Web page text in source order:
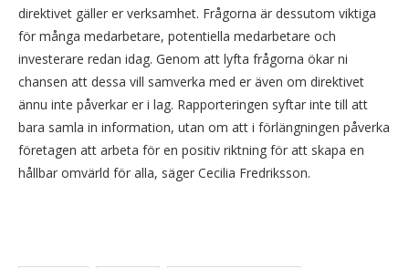
direktivet gäller er verksamhet. Frågorna är dessutom viktiga
för många medarbetare, potentiella medarbetare och
investerare redan idag. Genom att lyfta frågorna ökar ni
chansen att dessa vill samverka med er även om direktivet
ännu inte påverkar er i lag. Rapporteringen syftar inte till att
bara samla in information, utan om att i förlängningen påverka
företagen att arbeta för en positiv riktning för att skapa en
hållbar omvärld för alla, säger Cecilia Fredriksson.